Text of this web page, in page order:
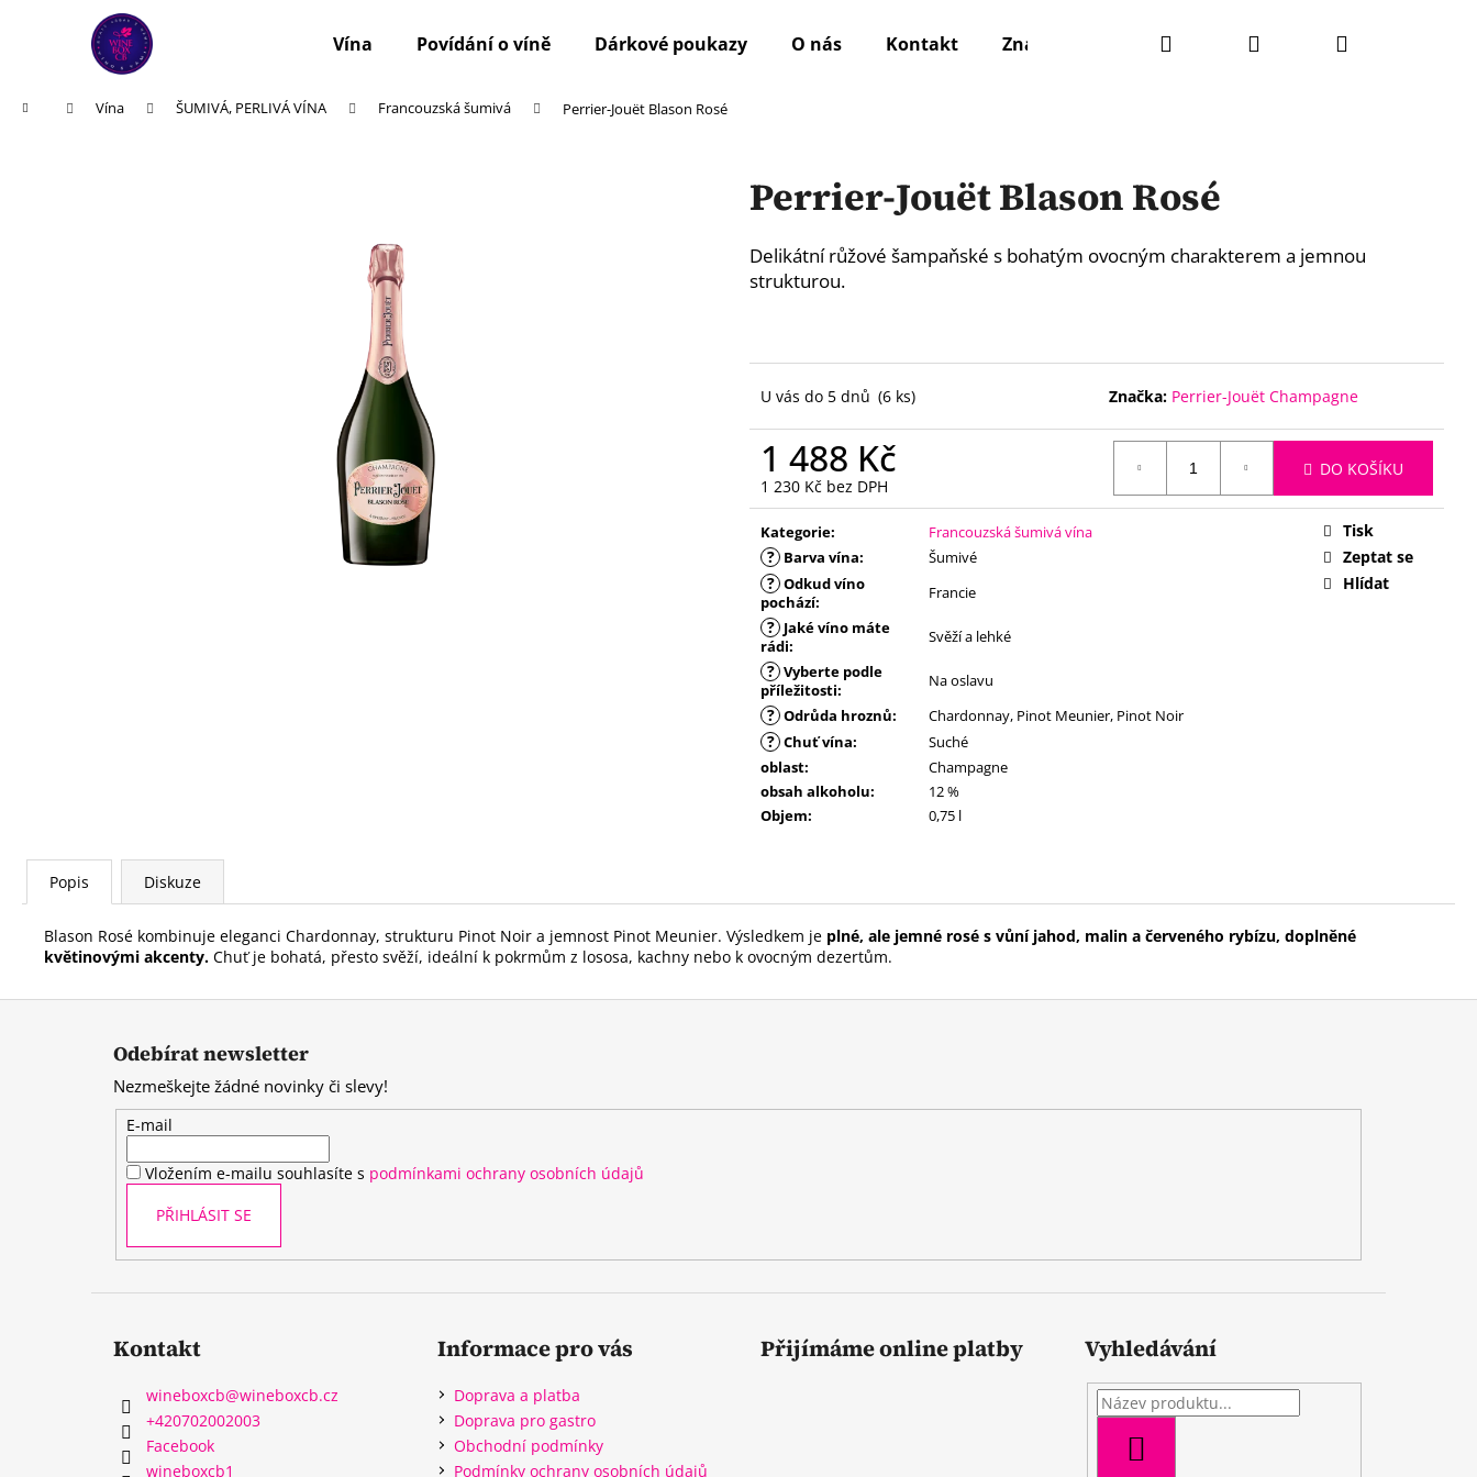
Vína Povídání o víně Dárkové poukazy O nás Kontakt Značky Hledat PřihlášeníNákupní
Domů Vína ŠUMIVÁ, PERLIVÁ VÍNA Francouzská šumivá Perrier-Jouët Blason Rosé
Perrier-Jouët Blason Rosé
Delikátní růžové šampaňské s bohatým ovocným charakterem a jemnou
strukturou.
U vás do 5 dnů (6 ks) Značka: Perrier-Jouët Champagne
1 488 Kč
1 230 Kč bez DPH
Měrná
cena:
DO KOŠÍKU
Kategorie: Francouzská šumivá vína
? Barva vína: Šumivé
? Odkud víno
pochází: Francie
? Jaké víno máte
rádi: Svěží a lehké
? Vyberte podle
příležitosti: Na oslavu
? Odrůda hroznů: Chardonnay, Pinot Meunier, Pinot Noir
? Chuť vína:
Suché
oblast:
Champagne
obsah alkoholu:
12 %
Objem: 0,75 l
Tisk
Zeptat se
Hlídat
Popis Diskuze
Blason Rosé kombinuje eleganci Chardonnay, strukturu Pinot Noir a jemnost Pinot Meunier. Výsledkem je plné, ale jemné rosé s vůní jahod, malin a červeného rybízu, doplněné
květinovými akcenty. Chuť je bohatá, přesto svěží, ideální k pokrmům z lososa, kachny nebo k ovocným dezertům.
Zpět
obchodu
Zpět
obchodu
Co potřebujete najít?
HLEDAT
Z
Odebírat newsletter
Nezmeškejte žádné novinky či slevy!
E-mail
Vložením e-mailu souhlasíte s podmínkami ochrany osobních údajů
PŘIHLÁSIT SE
Kontakt
wineboxcb@wineboxcb.cz
+420702002003
Facebook
wineboxcb1
Informace pro vás
Doprava a platba
Doprava pro gastro
Obchodní podmínky
Podmínky ochrany osobních údajů
Přijímáme online platby Vyhledávání